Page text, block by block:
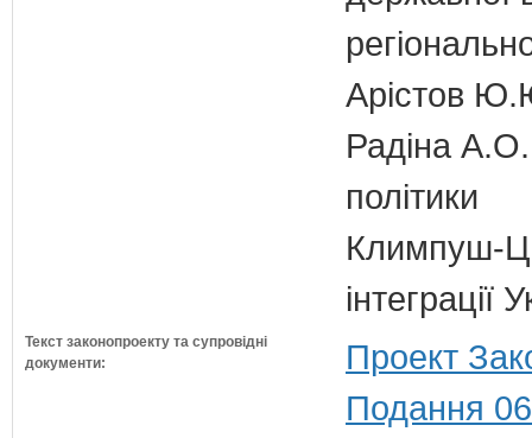
Арістов
Радіна А.О.
політики
Климпуш-
Текст законопроекту та супровідні
документи:
Проект
Подання